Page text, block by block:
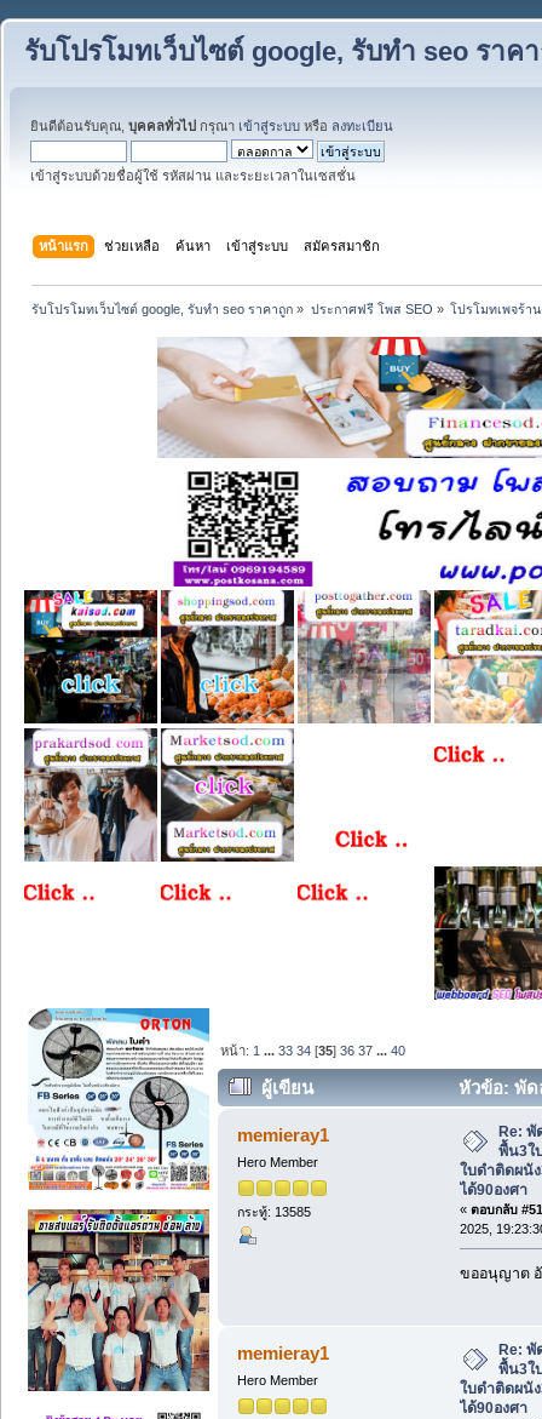
รับโปรโมทเว็บไซต์ google, รับทำ seo ราค
ยินดีต้อนรับคุณ, บุคคลทั่วไป กรุณา เข้าสู่ระบบ หรือ ลงทะเบียน
เข้าสู่ระบบด้วยชื่อผู้ใช้ รหัสผ่าน และระยะเวลาในเซสชั่น
หน้าแรก ช่วยเหลือ ค้นหา เข้าสู่ระบบ สมัครสมาชิก
รับโปรโมทเว็บไซต์ google, รับทำ seo ราคาถูก » ประกาศฟรี โพส SEO » โปรโมทเพจร้า
หน้า: 1 ...33 34 [35]36 37 ...40
ผู้เขียน
หัวข้อ: พัด
ผนัง3ใบพัด ปรับส่ายได้90องศา (อ่าน
memieray1
Hero Member
กระทู้: 13585
Re: พั
พื้น3ใ
ใบดำติดผนั
ได้90องศา
« ตอบกลับ
2025,
ขออนุญาต
memieray1
Hero Member
Re: พั
พื้น3ใ
ใบดำติดผนั
ได้90องศา